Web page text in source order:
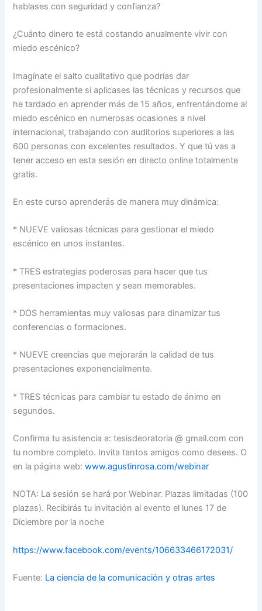
hablases con seguridad y confianza?
¿Cuánto dinero te está costando anualmente vivir con
miedo escénico?
Imagínate el salto cualitativo que podrías dar
profesionalmente si aplicases las técnicas y recursos que
he tardado en aprender más de 15 años, enfrentándome al
miedo escénico en numerosas ocasiones a nivel
internacional, trabajando con auditorios superiores a las
600 personas con excelentes resultados. Y que tú vas a
tener acceso en esta sesión en directo online totalmente
gratis.
En este curso aprenderás de manera muy dinámica:
* NUEVE valiosas técnicas para gestionar el miedo
escénico en unos instantes.
* TRES estrategias poderosas para hacer que tus
presentaciones impacten y sean memorables.
* DOS herramientas muy valiosas para dinamizar tus
conferencias o formaciones.
* NUEVE creencias que mejorarán la calidad de tus
presentaciones exponencialmente.
* TRES técnicas para cambiar tu estado de ánimo en
segundos.
Confirma tu asistencia a: tesisdeoratoria @ gmail.com con
tu nombre completo. Invita tantos amigos como desees. O
en la página web:www.agustinrosa.com/webinar
NOTA: La sesión se hará por Webinar. Plazas limitadas (100
plazas). Recibirás tu invitación al evento el lunes 17 de
Diciembre por la noche
https://www.facebook.com/events/106633466172031/
Fuente: La ciencia de la comunicación y otras artes